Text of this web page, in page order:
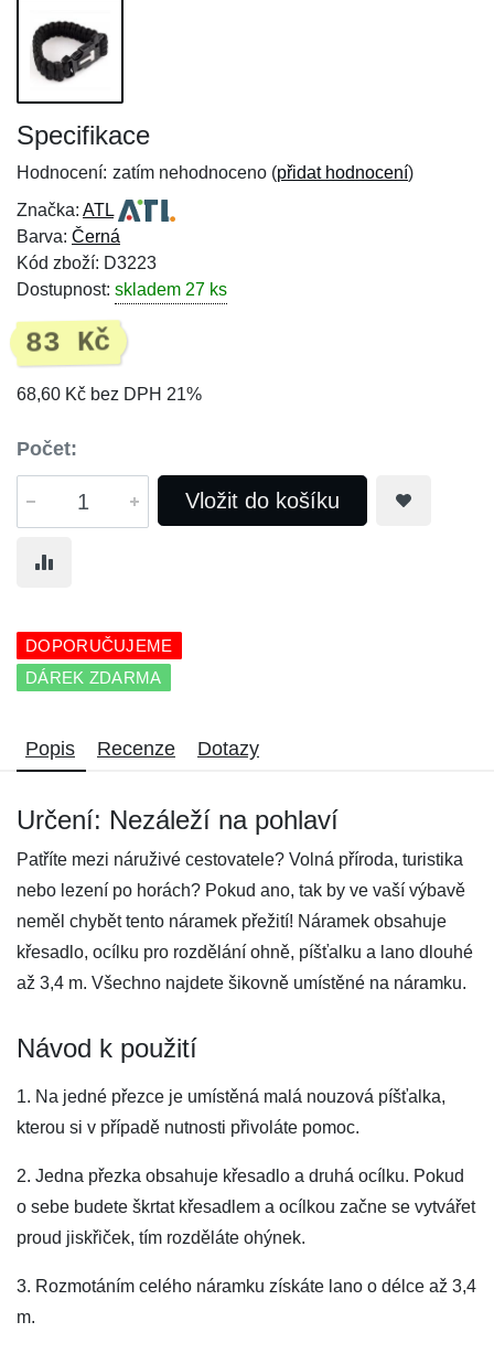
Specifikace
Hodnocení: zatím nehodnoceno (přidat hodnocení)
Značka: ATL
Barva: Černá
Kód zboží: D3223
Dostupnost: skladem 27 ks
83 Kč
68,60 Kč bez DPH 21%
Počet:
Vložit do košíku
DOPORUČUJEME
DÁREK ZDARMA
Popis Recenze Dotazy
Určení: Nezáleží na pohlaví
Patříte mezi náruživé cestovatele? Volná příroda, turistika
nebo lezení po horách? Pokud ano, tak by ve vaší výbavě
neměl chybět tento náramek přežití! Náramek obsahuje
křesadlo, ocílku pro rozdělání ohně, píšťalku a lano dlouhé
až 3,4 m. Všechno najdete šikovně umístěné na náramku.
Návod k použití
1. Na jedné přezce je umístěná malá nouzová píšťalka,
kterou si v případě nutnosti přivoláte pomoc.
2. Jedna přezka obsahuje křesadlo a druhá ocílku. Pokud
o sebe budete škrtat křesadlem a ocílkou začne se vytvářet
proud jiskřiček, tím rozděláte ohýnek.
3. Rozmotáním celého náramku získáte lano o délce až 3,4
m.